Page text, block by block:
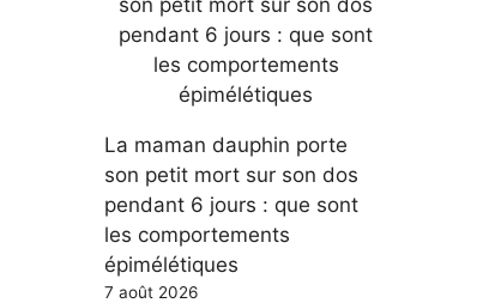
La maman dauphin porte
son petit mort sur son dos
pendant 6 jours : que sont
les comportements
épimélétiques
7 août 2026